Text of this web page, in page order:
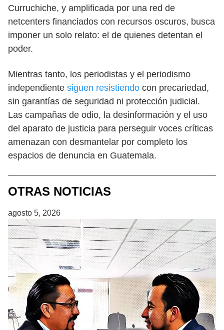
Curruchiche, y amplificada por una red de
netcenters financiados con recursos oscuros, busca
imponer un solo relato: el de quienes detentan el
poder.
Mientras tanto, los periodistas y el periodismo
independiente siguen resistiendo con precariedad,
sin garantías de seguridad ni protección judicial.
Las campañas de odio, la desinformación y el uso
del aparato de justicia para perseguir voces críticas
amenazan con desmantelar por completo los
espacios de denuncia en Guatemala.
OTRAS NOTICIAS
agosto 5, 2026